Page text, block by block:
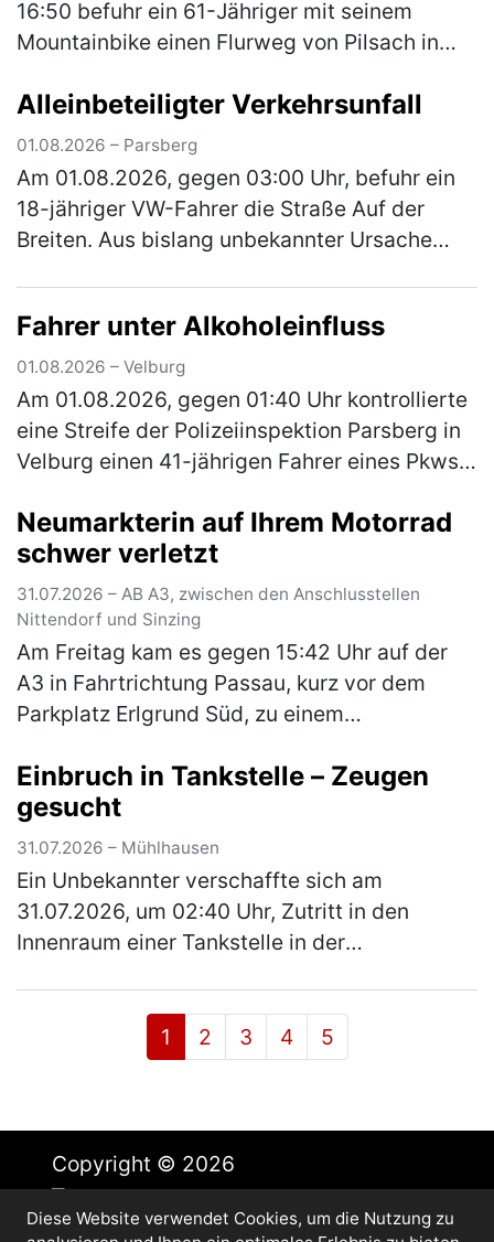
16:50 befuhr ein 61-Jähriger mit seinem
Mountainbike einen Flurweg von Pilsach in
kam er beim Versuch einer Unebenheit a…
(mehr)
Alleinbeteiligter Verkehrsunfall
01.08.2026 – Parsberg
Am 01.08.2026, gegen 03:00 Uhr, befuhr ein
18-jähriger VW-Fahrer die Straße Auf der
Breiten. Aus bislang unbekannter Ursache
(mehr)
Fahrer unter Alkoholeinfluss
01.08.2026 – Velburg
Am 01.08.2026, gegen 01:40 Uhr kontrollierte
eine Streife der Polizeiinspektion Parsberg in
Velburg einen 41-jährigen Fahrer eines Pkws.
festgestellt werden. E…
(mehr)
Neumarkterin auf Ihrem Motorrad
schwer verletzt
31.07.2026 – AB A3, zwischen den Anschlusstellen
Nittendorf und Sinzing
Am Freitag kam es gegen 15:42 Uhr auf der
A3 in Fahrtrichtung Passau, kurz vor dem
Parkplatz Erlgrund Süd, zu einem
einem Pkw. Aufgrund des ferienbedingten, …
(mehr)
Einbruch in Tankstelle – Zeugen
gesucht
31.07.2026 – Mühlhausen
Ein Unbekannter verschaffte sich am
31.07.2026, um 02:40 Uhr, Zutritt in den
Innenraum einer Tankstelle in der
1 2 3 4 5
Copyright © 2026
Impressum
Diese Website verwendet Cookies, um die Nutzung zu